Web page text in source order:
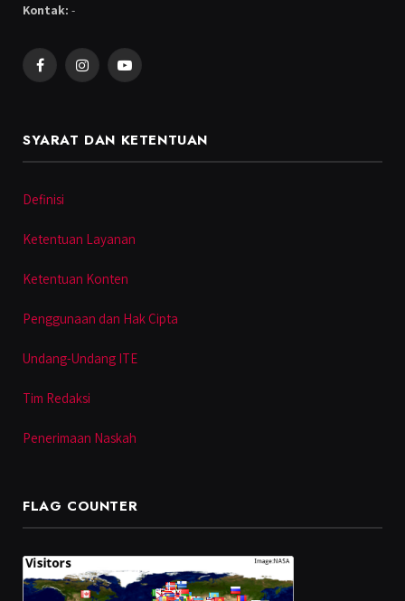
Kontak: -
FacebookInstagramYouTube
SYARAT DAN KETENTUAN
Definisi
Ketentuan Layanan
Ketentuan Konten
Penggunaan dan Hak Cipta
Undang-Undang ITE
Tim Redaksi
Penerimaan Naskah
FLAG COUNTER